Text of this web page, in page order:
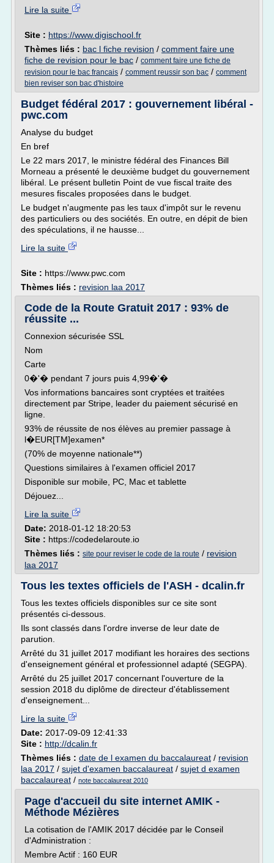
Lire la suite
Site : https://www.digischool.fr
Thèmes liés : bac l fiche revision / comment faire une
fiche de revision pour le bac / comment faire une fiche de
revision pour le bac francais / comment reussir son bac / comment
bien reviser son bac d'histoire
Budget fédéral 2017 : gouvernement libéral -
pwc.com
Analyse du budget
En bref
Le 22 mars 2017, le ministre fédéral des Finances Bill
Morneau a présenté le deuxième budget du gouvernement
libéral. Le présent bulletin Point de vue fiscal traite des
mesures fiscales proposées dans le budget.
Le budget n'augmente pas les taux d'impôt sur le revenu
des particuliers ou des sociétés. En outre, en dépit de bien
des spéculations, il ne hausse...
Lire la suite
Site : https://www.pwc.com
Thèmes liés : revision laa 2017
Code de la Route Gratuit 2017 : 93% de
réussite ...
Connexion sécurisée SSL
Nom
Carte
0�'� pendant 7 jours puis 4,99�'�
Vos informations bancaires sont cryptées et traitées
directement par Stripe, leader du paiement sécurisé en
ligne.
93% de réussite de nos élèves au premier passage à
l�EUR[TM]examen*
(70% de moyenne nationale**)
Questions similaires à l'examen officiel 2017
Disponible sur mobile, PC, Mac et tablette
Déjouez...
Lire la suite
Date: 2018-01-12 18:20:53
Site : https://codedelaroute.io
Thèmes liés : site pour reviser le code de la route / revision
laa 2017
Tous les textes officiels de l'ASH - dcalin.fr
Tous les textes officiels disponibles sur ce site sont
présentés ci-dessous.
Ils sont classés dans l'ordre inverse de leur date de
parution.
Arrêté du 31 juillet 2017 modifiant les horaires des sections
d'enseignement général et professionnel adapté (SEGPA).
Arrêté du 25 juillet 2017 concernant l'ouverture de la
session 2018 du diplôme de directeur d'établissement
d'enseignement...
Lire la suite
Date: 2017-09-09 12:41:33
Site : http://dcalin.fr
Thèmes liés : date de l examen du baccalaureat / revision
laa 2017 / sujet d'examen baccalaureat / sujet d examen
baccalaureat / note baccalaureat 2010
Page d'accueil du site internet AMIK -
Méthode Mézières
La cotisation de l'AMIK 2017 décidée par le Conseil
d'Administration :
Membre Actif : 160 EUR